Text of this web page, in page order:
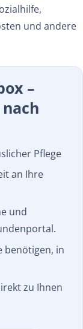
und andere
–
Pflege
an Ihre
und
benötigen, in
zu Ihnen